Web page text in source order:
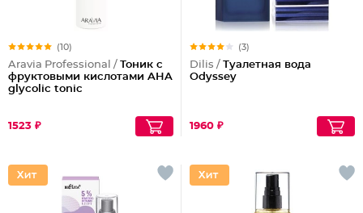
(10)
Aravia Professional / Тоник с
фруктовыми кислотами AHA
glycolic tonic
1523 ₽
(3)
Dilis / Туалетная вода
Odyssey
1960 ₽